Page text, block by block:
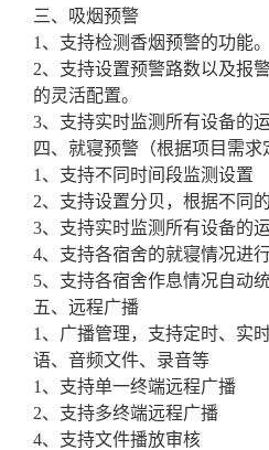
三、吸烟预警
1、支持检测香烟预警的功能。
2、支持设置预警路数以及报
的灵活配置。
3、支持实时监测所有设备的
四、就寝预警（根据项目需求
1、支持不同时间段监测设置
2、支持设置分贝，根据不同
3、支持实时监测所有设备的
4、支持各宿舍的就寝情况进行
5、支持各宿舍作息情况自动统
五、远程广播
1、广播管理，支持定时、实
语、音频文件、录音等
1、支持单一终端远程广播
2、支持多终端远程广播
4、支持文件播放审核